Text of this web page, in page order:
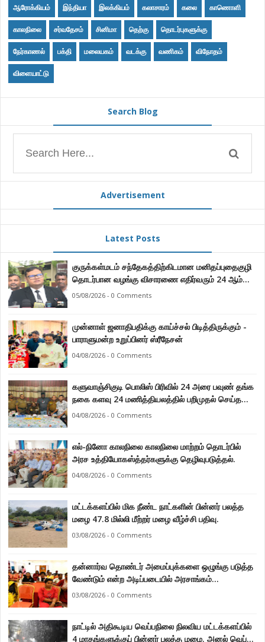
ஆரோக்கியம் இந்தியா இலக்கியம் கலாசாரம் கலை காணொளி
காலநிலை சர்வதேசம் சினிமா தெற்கு தொடர்புகளுக்கு
நேர்காணல் பக்தி மலையகம் வடக்கு வணிகம் விநோதம்
விளையாட்டு
Search Blog
Advertisement
Latest Posts
குருக்கள்மடம் சந்தேகத்திற்கிடமான மனிதப்புதைகுழி
தொடர்பான வழங்கு விசாரணை எதிர்வரும் 24 ஆம்
திகதிக்கு தவணையிடப்பட்டுள்ளது.
05/08/2026 - 0 Comments
முன்னாள் ஜனாதிபதிக்கு காய்ச்சல் பிடித்திருக்கும் -
பாராளுமன்ற உறுப்பினர் ஸ்ரீநேசன்
04/08/2026 - 0 Comments
களுவாஞ்சிகுடி பொலிஸ் பிரிவில் 24 அரை பவுண் தங்க
நகை களவு 24 மணித்தியலத்தில் பறிமுதல் செய்த
பொலிசார்.
04/08/2026 - 0 Comments
எல்-நினோ காலநிலை காலநிலை மாற்றம் தொடர்பில்
அரச உத்தியோகஸ்த்தர்களுக்கு தெழிவுபடுத்தல்.
04/08/2026 - 0 Comments
மட்டக்களப்பில் மிக நீண்ட நாட்களின் பின்னர் பலத்த
மழை 47.8 மில்லி மீற்றர் மழை வீழ்ச்சி பதிவு.
03/08/2026 - 0 Comments
தன்னார்வ தொண்டர் அமைப்புக்களை ஒழுங்கு படுத்த
வேண்டும் என்ற அடிப்படையில் அரசாங்கம்
கொண்டுவரவுள்ள சட்டம் - சட்டத்தரணி ஐங்கரன்.
03/08/2026 - 0 Comments
நாட்டில் அதிகூடிய வெப்பநிலை நிலவிய மட்டக்களப்பில்
4 மாதங்களுக்குப் பின்னர் பலத்த மழை. அனல் வெப்பக்